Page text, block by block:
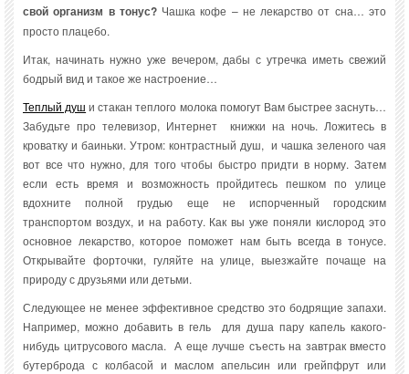
свой организм в тонус? Чашка кофе – не лекарство от сна… это
просто плацебо.
Итак, начинать нужно уже вечером, дабы с утречка иметь свежий
бодрый вид и такое же настроение…
Теплый душ и стакан теплого молока помогут Вам быстрее заснуть…
Забудьте про телевизор, Интернет книжки на ночь. Ложитесь в
кроватку и баиньки. Утром: контрастный душ, и чашка зеленого чая
вот все что нужно, для того чтобы быстро придти в норму. Затем
если есть время и возможность пройдитесь пешком по улице
вдохните полной грудью еще не испорченный городским
транспортом воздух, и на работу. Как вы уже поняли кислород это
основное лекарство, которое поможет нам быть всегда в тонусе.
Открывайте форточки, гуляйте на улице, выезжайте почаще на
природу с друзьями или детьми.
Следующее не менее эффективное средство это бодрящие запахи.
Например, можно добавить в гель для душа пару капель какого-
нибудь цитрусового масла. А еще лучше съесть на завтрак вместо
бутерброда с колбасой и маслом апельсин или грейпфрут или